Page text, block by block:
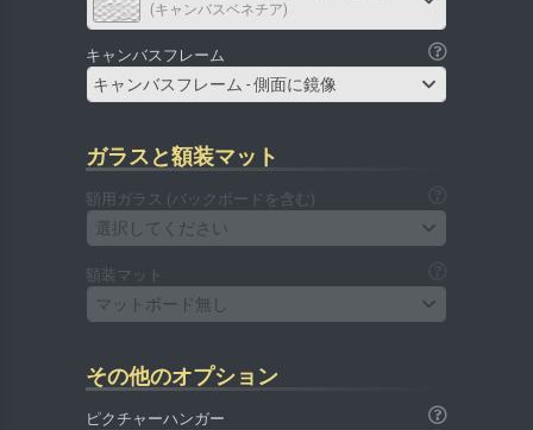
(キャンバスベネチア)
キャンバスフレーム
キャンバスフレーム - 側面に鏡像
ガラスと額装マット
額用ガラス (バックボードを含む)
選択してください
額装マット
マットボード無し
その他のオプション
ピクチャーハンガー